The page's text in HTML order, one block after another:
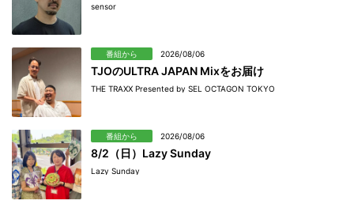
sensor
番組から 2026/08/06
TJOのULTRA JAPAN Mixをお届け
THE TRAXX Presented by SEL OCTAGON TOKYO
番組から 2026/08/06
8/2（日）Lazy Sunday
Lazy Sunday